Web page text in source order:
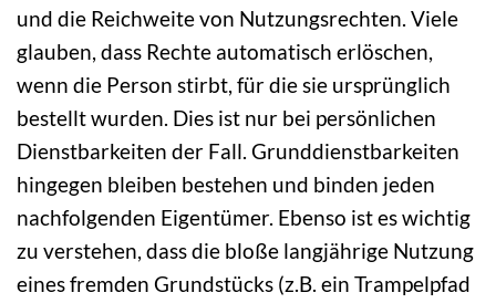
und die Reichweite von Nutzungsrechten. Viele
glauben, dass Rechte automatisch erlöschen,
wenn die Person stirbt, für die sie ursprünglich
bestellt wurden. Dies ist nur bei persönlichen
Dienstbarkeiten der Fall. Grunddienstbarkeiten
hingegen bleiben bestehen und binden jeden
nachfolgenden Eigentümer. Ebenso ist es wichtig
zu verstehen, dass die bloße langjährige Nutzung
eines fremden Grundstücks (z.B. ein Trampelpfad